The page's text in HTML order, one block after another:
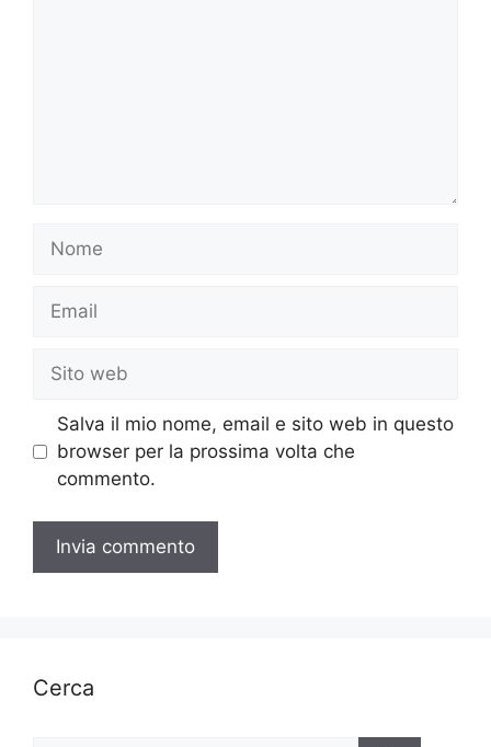
Nome
Email
Sito
web
Salva il mio nome, email e sito web in questo
browser per la prossima volta che
commento.
Cerca